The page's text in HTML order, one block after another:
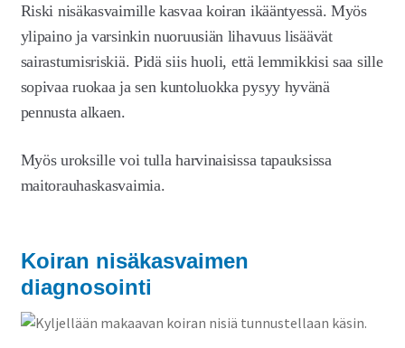
Riski nisäkasvaimille kasvaa koiran ikääntyessä. Myös
ylipaino ja varsinkin nuoruusiän lihavuus lisäävät
sairastumisriskiä. Pidä siis huoli, että lemmikkisi saa sille
sopivaa ruokaa ja sen kuntoluokka pysyy hyvänä
pennusta alkaen.
Myös uroksille voi tulla harvinaisissa tapauksissa
maitorauhaskasvaimia.
Koiran nisäkasvaimen
diagnosointi